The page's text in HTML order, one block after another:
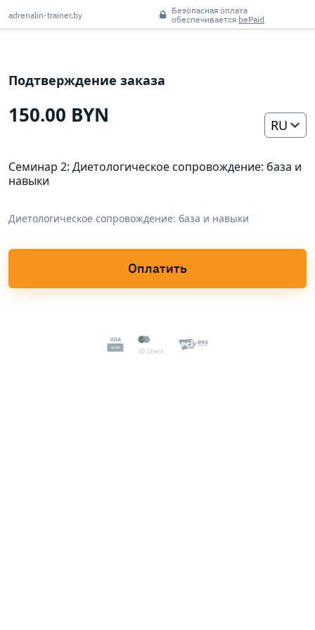
adrenalin-trainer.by
Безопасная оплата
обеспечивается bePaid
Подтверждение заказа
150.00 BYN RU
Семинар 2: Диетологическое сопровождение: база и
навыки
Диетологическое сопровождение: база и навыки
Оплатить